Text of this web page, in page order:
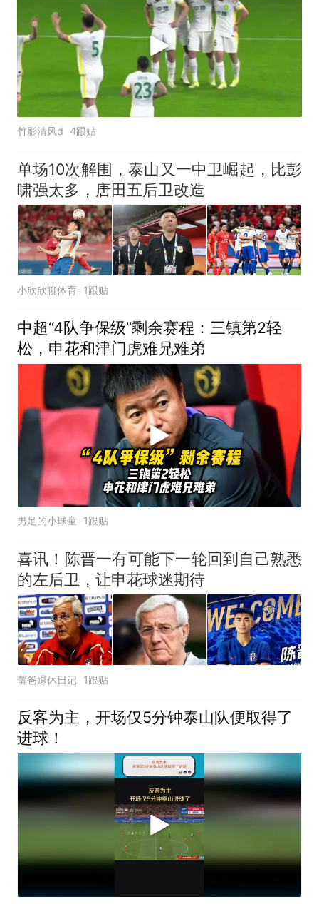
竹影清风d 4跟贴
单场10次解围，泰山又一中卫崛起，比彭
啸强太多，唐田五后卫改造
小欣欣聊体育 1跟贴
中超“4队争保级”剩余赛程：三镇第2轻
松，申花和津门虎难兄难弟
男足的小球童 1跟贴
喜讯！陈晋一有可能下一轮回到自己熟悉
的左后卫，让申花球迷期待
蕾爸退休日记 1跟贴
反客为主，开场仅5分钟泰山队便取得了
进球！